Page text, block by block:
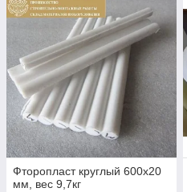
Фторопласт круглый 600х20
мм, вес 9,7кг